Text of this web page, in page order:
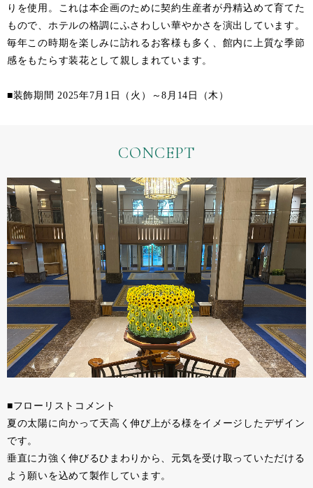
りを使用。これは本企画のために契約生産者が丹精込めて育てた
もので、ホテルの格調にふさわしい華やかさを演出しています。
毎年この時期を楽しみに訪れるお客様も多く、館内に上質な季節
感をもたらす装花として親しまれています。
■装飾期間 2025年7月1日（火）～8月14日（木）
CONCEPT
■フローリストコメント
夏の太陽に向かって天高く伸び上がる様をイメージしたデザイン
です。
垂直に力強く伸びるひまわりから、元気を受け取っていただける
よう願いを込めて製作しています。